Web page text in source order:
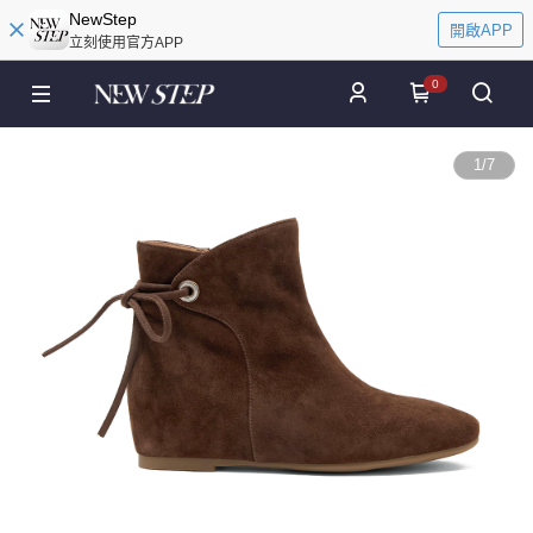
NewStep
立刻使用官方APP
開啟APP
0
1/7